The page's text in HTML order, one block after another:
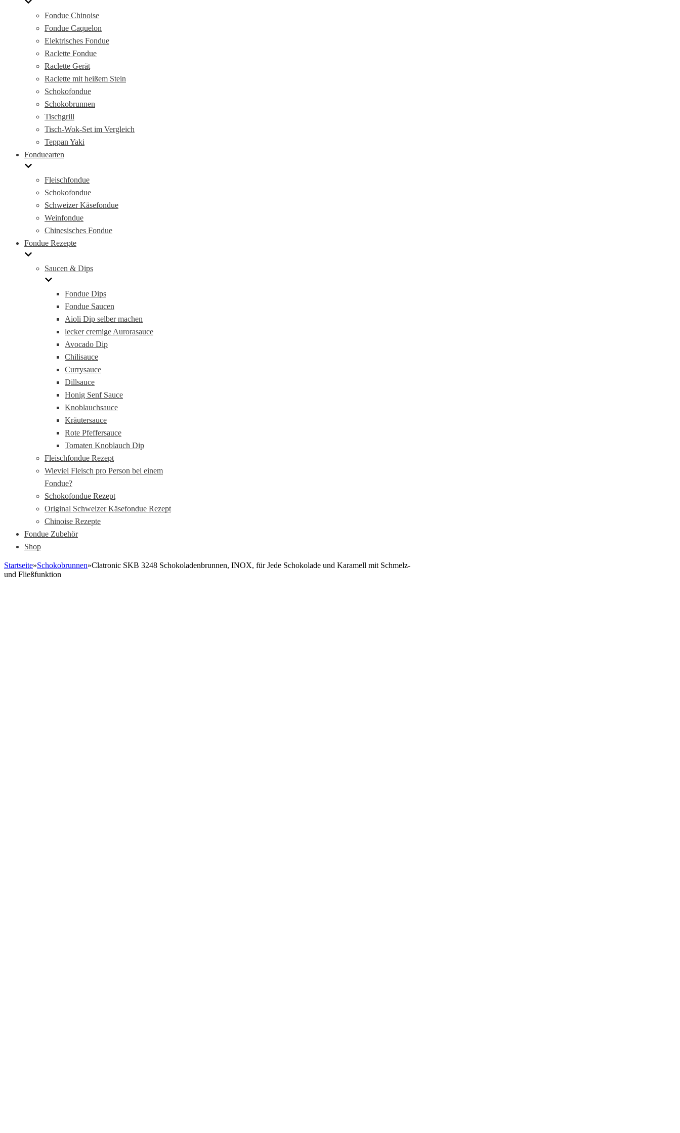
Fondue Chinoise
Fondue Caquelon
Elektrisches Fondue
Raclette Fondue
Raclette Gerät
Raclette mit heißem Stein
Schokofondue
Schokobrunnen
Tischgrill
Tisch-Wok-Set im Vergleich
Teppan Yaki
Fonduearten
Fleischfondue
Schokofondue
Schweizer Käsefondue
Weinfondue
Chinesisches Fondue
Fondue Rezepte
Saucen & Dips
Fondue Dips
Fondue Saucen
Aioli Dip selber machen
lecker cremige Aurorasauce
Avocado Dip
Chilisauce
Currysauce
Dillsauce
Honig Senf Sauce
Knoblauchsauce
Kräutersauce
Rote Pfeffersauce
Tomaten Knoblauch Dip
Fleischfondue Rezept
Wieviel Fleisch pro Person bei einem
Fondue?
Schokofondue Rezept
Original Schweizer Käsefondue Rezept
Chinoise Rezepte
Fondue Zubehör
Shop
Startseite»Schokobrunnen»Clatronic SKB 3248 Schokoladenbrunnen, INOX, für Jede Schokolade und Karamell mit Schmelz-
und Fließfunktion